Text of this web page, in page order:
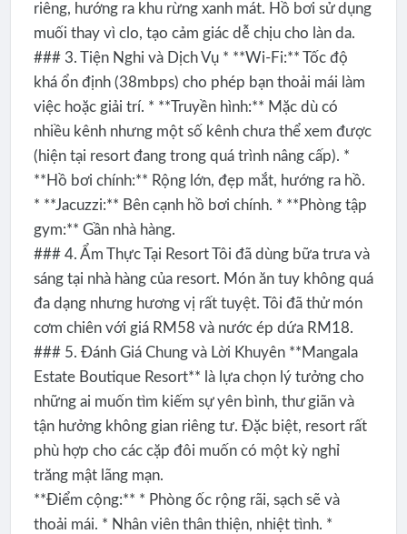
riêng, hướng ra khu rừng xanh mát. Hồ bơi sử dụng
muối thay vì clo, tạo cảm giác dễ chịu cho làn da.
### 3. Tiện Nghi và Dịch Vụ * **Wi-Fi:** Tốc độ
khá ổn định (38mbps) cho phép bạn thoải mái làm
việc hoặc giải trí. * **Truyền hình:** Mặc dù có
nhiều kênh nhưng một số kênh chưa thể xem được
(hiện tại resort đang trong quá trình nâng cấp). *
**Hồ bơi chính:** Rộng lớn, đẹp mắt, hướng ra hồ.
* **Jacuzzi:** Bên cạnh hồ bơi chính. * **Phòng tập
gym:** Gần nhà hàng.
### 4. Ẩm Thực Tại Resort Tôi đã dùng bữa trưa và
sáng tại nhà hàng của resort. Món ăn tuy không quá
đa dạng nhưng hương vị rất tuyệt. Tôi đã thử món
cơm chiên với giá RM58 và nước ép dứa RM18.
### 5. Đánh Giá Chung và Lời Khuyên **Mangala
Estate Boutique Resort** là lựa chọn lý tưởng cho
những ai muốn tìm kiếm sự yên bình, thư giãn và
tận hưởng không gian riêng tư. Đặc biệt, resort rất
phù hợp cho các cặp đôi muốn có một kỳ nghỉ
trăng mật lãng mạn.
**Điểm cộng:** * Phòng ốc rộng rãi, sạch sẽ và
thoải mái. * Nhân viên thân thiện, nhiệt tình. *